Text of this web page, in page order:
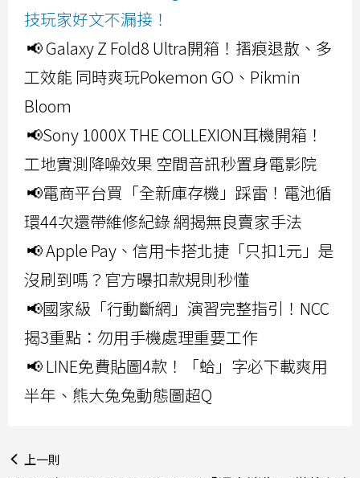
技玩家好文不漏接！
📢 Galaxy Z Fold8 Ultra開箱！摺痕退散、多
工效能 同時爽玩Pokemon GO、Pikmin
Bloom
📢Sony 1000X THE COLLEXION耳機開箱！
工地實測降噪效果 空間音訊秒置身電影院
📢電商平台買「全新庫存機」踩雷！電池循
環44次還帶維修紀錄 網揭無良賣家手法
📢 Apple Pay、信用卡搭北捷「只扣1元」是
沒刷到嗎？官方曝扣款規則秒懂
📢國家級「行動斷網」演習完整指引！NCC
揭3重點：勿用手機處理重要工作
📢 LINE免費貼圖4款！「蛤」字必下載爽用
半年、熊大兔兔動態圖超Q
上一則